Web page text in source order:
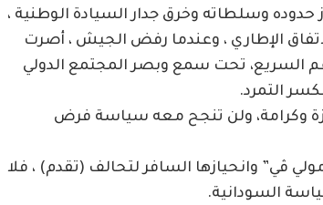
حدوده وسلطاته وخرق جدار السيادة الوطنية ،
الإطاري ، وعندما رفض الجيش ، أصرت
السريع، تحت سمع وبصر المجتمع الدولي
التمرد.
وكرامة، ولن تنجح معه سياسة فرض
ڤي” وانحيازها السافر لتحالف (تقدم) ، فلا
السودانية.